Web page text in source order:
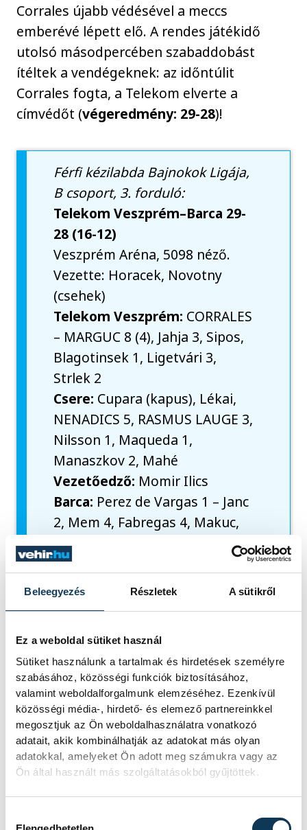
Beleegyezés Részletek A sütikről
Ez a weboldal sütiket használ
Sütiket használunk a tartalmak és hirdetések személyre
szabásához, közösségi funkciók biztosításához,
valamint weboldalforgalmunk elemzéséhez. Ezenkívül
közösségi média-, hirdető- és elemező partnereinkkel
megosztjuk az Ön weboldalhasználatra vonatkozó
adatait, akik kombinálhatják az adatokat más olyan
adatokkal, amelyeket Ön adott meg számukra vagy az
Ön által használt más szolgáltatásokból gyűjtöttek.
Corrales újabb védésével a meccs
emberévé lépett elő. A rendes játékidő
utolsó másodpercében szabaddobást
ítéltek a vendégeknek: az időntúlit
Corrales fogta, a Telekom elverte a
címvédőt (végeredmény: 29-28)!
Férfi kézilabda Bajnokok Ligája,
B csoport, 3. forduló:
Telekom Veszprém–Barca 29-
28 (16-12)
Veszprém Aréna, 5098 néző.
Vezette: Horacek, Novotny
(csehek)
Telekom Veszprém: CORRALES
– MARGUC 8 (4), Jahja 3, Sipos,
Blagotinsek 1, Ligetvári 3,
Strlek 2
Csere: Cupara (kapus), Lékai,
NENADICS 5, RASMUS LAUGE 3,
Nilsson 1, Maqueda 1,
Manaszkov 2, Mahé
Vezetőedző: Momir Ilics
Barca: Perez de Vargas 1 – Janc
2, Mem 4, Fabregas 4, Makuc,
LANGARO 5, Fernandez Perez 2
Csere:
Thiagus Petrus, RICHARDSON 5,
Hétméteresek:4/4, ill. 2/1
Kiállítások:12, ill. 6 perc
A mérkőzés alakulása:10. perc:
3-4, 20. perc: 9-7, 30 perc: 16-12,
40. perc: 20-17, 50. perc: 24-25,
60. perc: 29-28